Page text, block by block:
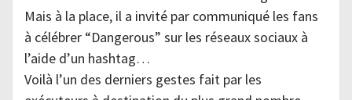
Mais à la place, il a invité par communiqué les fans
à célébrer “Dangerous” sur les réseaux sociaux à
l’aide d’un hashtag…
Voilà l’un des derniers gestes fait par les